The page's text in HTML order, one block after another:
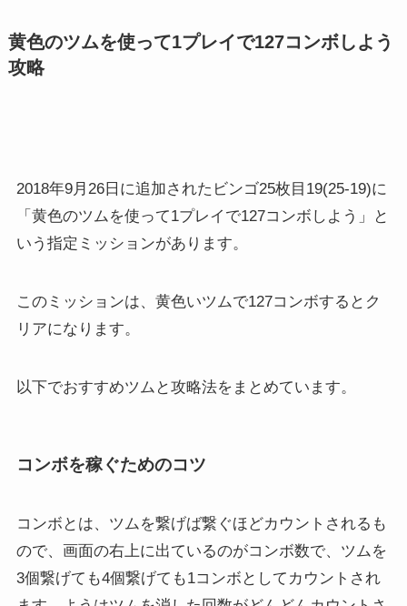
黄色のツムを使って1プレイで127コンボしよう
攻略
2018年9月26日に追加されたビンゴ25枚目19(25-19)に
「黄色のツムを使って1プレイで127コンボしよう」と
いう指定ミッションがあります。
このミッションは、黄色いツムで127コンボするとク
リアになります。
以下でおすすめツムと攻略法をまとめています。
コンボを稼ぐためのコツ
コンボとは、ツムを繋げば繋ぐほどカウントされるも
ので、画面の右上に出ているのがコンボ数で、ツムを
3個繋げても4個繋げても1コンボとしてカウントされ